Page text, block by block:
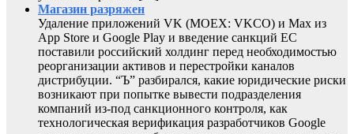
Магазин разряжен
Удаление приложений VK (MOEX: VKCO) и Max из
App Store и Google Play и введение санкций ЕС
поставили российский холдинг перед необходимостью
реорганизации активов и перестройки каналов
дистрибуции. “Ъ” разбирался, какие юридические риски
возникают при попытке вывести подразделения
компаний из-под санкционного контроля, как
технологическая верификация разработчиков Google